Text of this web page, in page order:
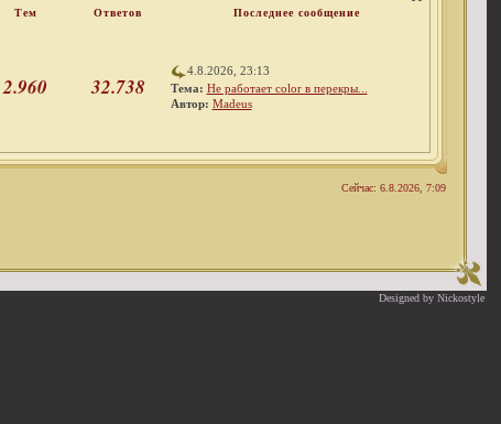
Тем Ответов Последнее сообщение
2.960 32.738
4.8.2026, 23:13
Тема: Не работает color в перекры...
Автор: Madeus
Сейчас: 6.8.2026, 7:09
Designed by Nickostyle